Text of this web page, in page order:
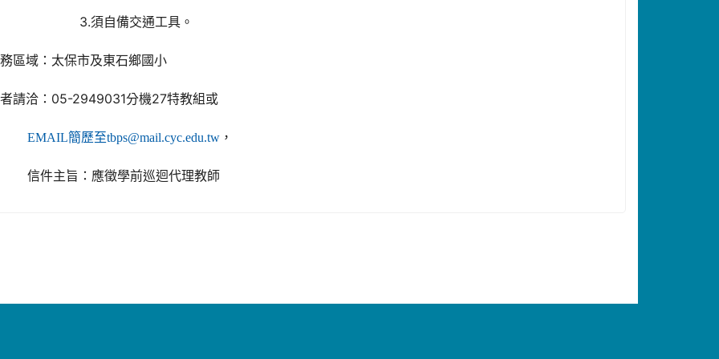
須自備交通工具。
區域：太保市及東石鄉國小
請洽：05-2949031分機27特教組或
EMAIL簡歷至tbps@mail.cyc.edu.tw ，
件主旨：應徵學前巡迴代理教師